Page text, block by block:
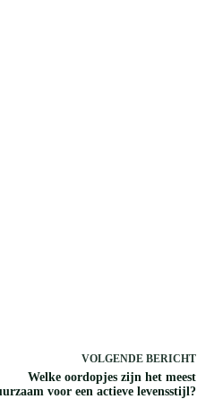
VOLGENDE BERICHT
Welke oordopjes zijn het meest
voor een actieve levensstijl?